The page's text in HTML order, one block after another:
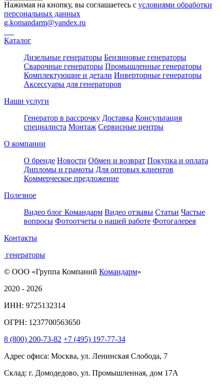
Нажимая на кнопку, вы соглашаетесь с условиями обработки
персональных данных
g.komandarm@yandex.ru
Каталог
Дизельные генераторы Бензиновые генераторы
Сварочные генераторы Промышленные генераторы
Комплектующие и детали Инверторные генераторы
Аксессуары для генераторов
Наши услуги
Генератор в рассрочку Доставка Консультация
специалиста Монтаж Сервисные центры
О компании
О бренде Новости Обмен и возврат Покупка и оплата
Дипломы и грамоты Для оптовых клиентов
Коммерческое предложение
Полезное
Видео блог Командарм Видео отзывы Статьи Частые
вопросы Фотоотчеты о нашей работе Фотогалерея
Контакты
генераторы
© ООО «Группа Компаний Командарм»
2020 - 2026
ИНН: 9725132314
ОГРН: 1237700563650
8 (800) 200-73-82 +7 (495) 197-77-34
Адрес офиса: Москва, ул. Ленинская Слобода, 7
Склад: г. Домодедово, ул. Промышленная, дом 17А